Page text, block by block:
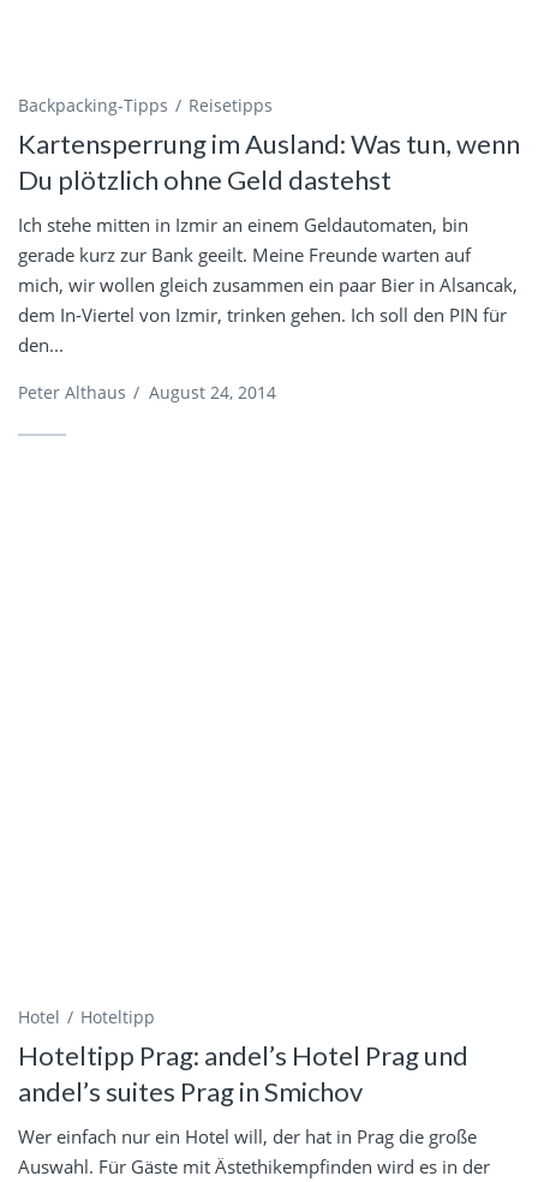
Backpacking-Tipps Reisetipps
Kartensperrung im Ausland: Was tun, wenn
Du plötzlich ohne Geld dastehst
Ich stehe mitten in Izmir an einem Geldautomaten, bin
gerade kurz zur Bank geeilt. Meine Freunde warten auf
mich, wir wollen gleich zusammen ein paar Bier in Alsancak,
dem In-Viertel von Izmir, trinken gehen. Ich soll den PIN für
den...
Peter Althaus / August 24, 2014
Hotel Hoteltipp
Hoteltipp Prag: andel’s Hotel Prag und
andel’s suites Prag in Smichov
Wer einfach nur ein Hotel will, der hat in Prag die große
Auswahl. Für Gäste mit Ästethikempfinden wird es in der